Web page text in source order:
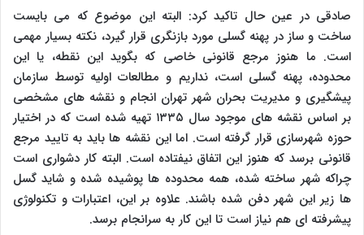
صادقی در عین حال تاکید کرد: البته این موضوع که می بایست
ساخت و ساز در پهنه گسلی مورد بازنگری قرار گیرد، نکته بسیار مهمی
است. ما هنوز مرجع قانونی خاصی که بگوید این نقطه، یا این
محدوده، پهنه گسلی است، نداریم و مطالعات اولیه توسط سازمان
پیشگیری و مدیریت بحران شهر تهران انجام و نقشه های مشخصی
بر اساس نقشه های موجود سال ۱۳۳۵ تهیه شده است که در اختیار
حوزه شهرسازی قرار گرفته است. اما این نقشه ها باید به تایید مرجع
قانونی برسد که هنوز این اتفاق نیفتاده است. البته کار دشواری است
چراکه شهر ساخته شده، همه محدوده ها پوشیده شده و شاید گسل
ها زیر این شهر دفن شده باشند. علاوه بر این، اعتبارات و تکنولوژی
پیشرفته ای هم نیاز است تا این کار به سرانجام برسد.